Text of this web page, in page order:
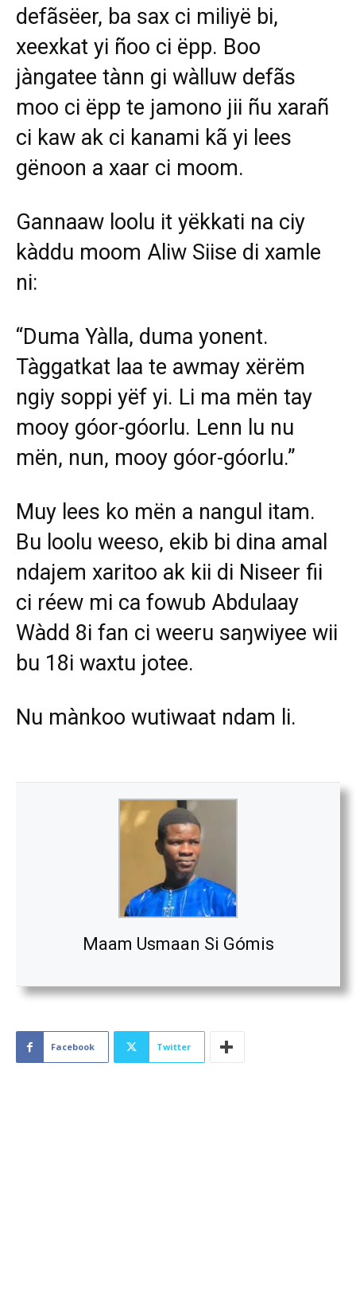
defãsëer, ba sax ci miliyë bi,
xeexkat yi ñoo ci ëpp. Boo
jàngatee tànn gi wàlluw defãs
moo ci ëpp te jamono jii ñu xarañ
ci kaw ak ci kanami kã yi lees
gënoon a xaar ci moom.
Gannaaw loolu it yëkkati na ciy
kàddu moom Aliw Siise di xamle
ni:
“Duma Yàlla, duma yonent.
Tàggatkat laa te awmay xërëm
ngiy soppi yëf yi. Li ma mën tay
mooy góor-góorlu. Lenn lu nu
mën, nun, mooy góor-góorlu.”
Muy lees ko mën a nangul itam.
Bu loolu weeso, ekib bi dina amal
ndajem xaritoo ak kii di Niseer fii
ci réew mi ca fowub Abdulaay
Wàdd 8i fan ci weeru saŋwiyee wii
bu 18i waxtu jotee.
Nu mànkoo wutiwaat ndam li.
Maam Usmaan Si Gómis
Facebook Twitter